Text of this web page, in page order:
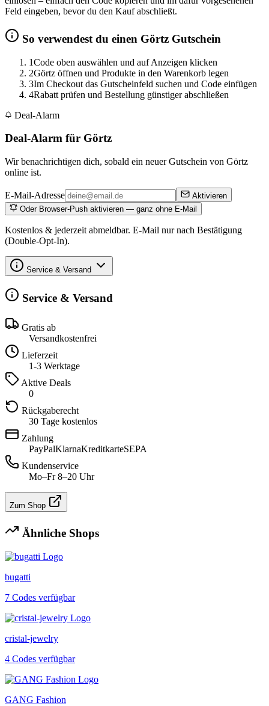
Feld eingeben, bevor du den Kauf abschließt.
So verwendest du einen Görtz Gutschein
1Code oben auswählen und auf Anzeigen klicken
2Görtz öffnen und Produkte in den Warenkorb legen
3Im Checkout das Gutscheinfeld suchen und Code einfügen
4Rabatt prüfen und Bestellung günstiger abschließen
Deal-Alarm
Deal-Alarm für Görtz
Wir benachrichtigen dich, sobald ein neuer Gutschein von Görtz
online ist.
E-Mail-Adresse
Aktivieren
Oder Browser-Push aktivieren — ganz ohne E-Mail
Kostenlos & jederzeit abmeldbar. E-Mail nur nach Bestätigung
(Double-Opt-In).
Service & Versand
Service & Versand
Gratis ab
Versandkostenfrei
Lieferzeit
1-3 Werktage
Aktive Deals
0
Rückgaberecht
30 Tage kostenlos
Zahlung
PayPalKlarnaKreditkarteSEPA
Kundenservice
Mo–Fr 8–20 Uhr
Zum Shop
Ähnliche Shops
bugatti
7 Codes verfügbar
cristal-jewelry
4 Codes verfügbar
GANG Fashion